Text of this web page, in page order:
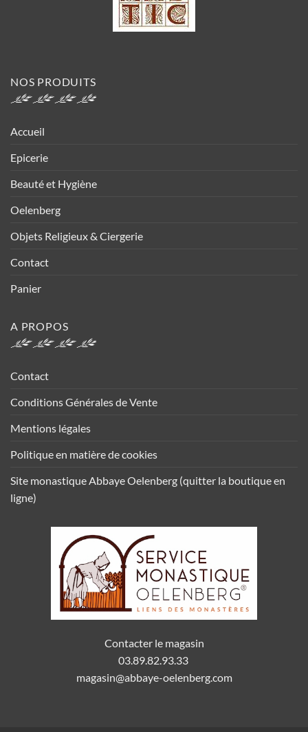
NOS PRODUITS
Accueil
Epicerie
Beauté et Hygiène
Oelenberg
Objets Religieux & Ciergerie
Contact
Panier
A PROPOS
Contact
Conditions Générales de Vente
Mentions légales
Politique en matière de cookies
Site monastique Abbaye Oelenberg (quitter la boutique en
ligne)
Contacter le magasin
03.89.82.93.33
magasin@abbaye-oelenberg.com